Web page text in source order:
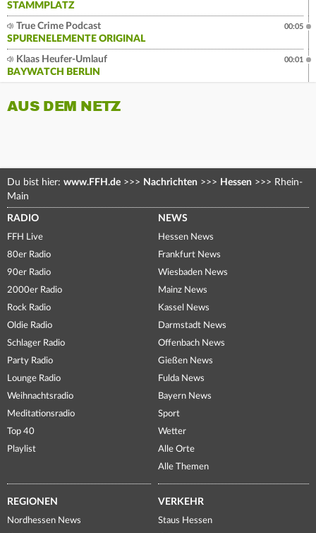
STAMMPLATZ
True Crime Podcast
SPURENELEMENTE ORIGINAL
00:05
Klaas Heufer-Umlauf
BAYWATCH BERLIN
00:01
AUS DEM NETZ
Du bist hier: www.FFH.de >>> Nachrichten >>> Hessen >>> Rhein-
Main
RADIO
FFH Live
80er Radio
90er Radio
2000er Radio
Rock Radio
Oldie Radio
Schlager Radio
Party Radio
Lounge Radio
Weihnachtsradio
Meditationsradio
Top 40
Playlist
NEWS
Hessen News
Frankfurt News
Wiesbaden News
Mainz News
Kassel News
Darmstadt News
Offenbach News
Gießen News
Fulda News
Bayern News
Sport
Wetter
Alle Orte
Alle Themen
REGIONEN
Nordhessen News
VERKEHR
Staus Hessen